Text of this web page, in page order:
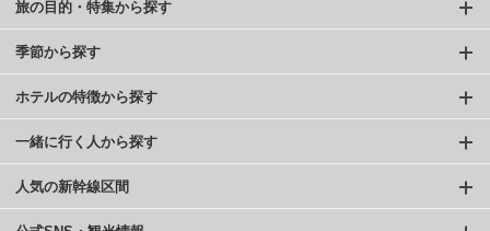
旅の目的・特集から探す
季節から探す
ホテルの特徴から探す
一緒に行く人から探す
人気の新幹線区間